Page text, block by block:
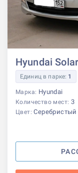
Hyundai
Единиц в парке: 1
Марка: Hyundai
Количество мест: 3
Цвет:Серебристый